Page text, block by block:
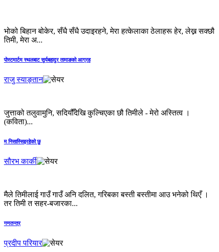
भोको बिहान बोकेर, सँधै सँधै उदाइरहने, मेरा हत्केलाका ठेलाहरू हेर, लेख्न सक्छौ
तिमी, मेरा अ...
पोस्टमार्टम स्थलबाट सूर्यबहादुर तामाङको आग्रह
राजु स्याङ्तान
जुत्ताको तलुवामुनि, सदियौँदेखि कुल्चिएका छौ तिमीले - मेरो अस्तित्व ।
(कविता)...
म निसास्सिइरहेको छु
सौरभ कार्की
मैले तिमीलाई गाउँ गाउँ अनि दलित, गरिबका बस्ती बस्तीमा आउ भनेको थिएँ ।
तर तिमी त सहर-बजारका...
गणतन्त्र
प्रदीप परियार